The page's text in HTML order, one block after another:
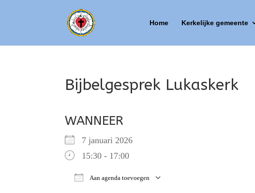
Home Kerkelijke gemeente
Bijbelgesprek Lukaskerk
WANNEER
7 januari 2026
15:30 - 17:00
Aan agenda toevoegen